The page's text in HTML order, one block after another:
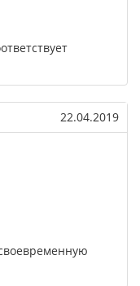
22.04.2019